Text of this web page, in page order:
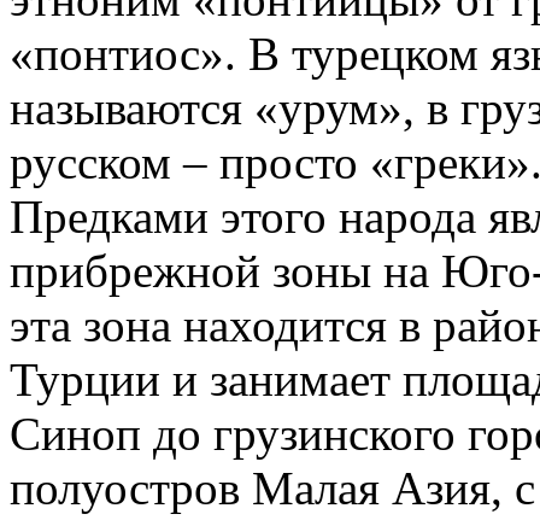
«понтиос». В турецком
называются «урум», в
русском – просто
Предками этого народа
прибрежной зоны на
эта зона находится в
Турции и занимает
Синоп до грузинского
полуостров Малая Азия,